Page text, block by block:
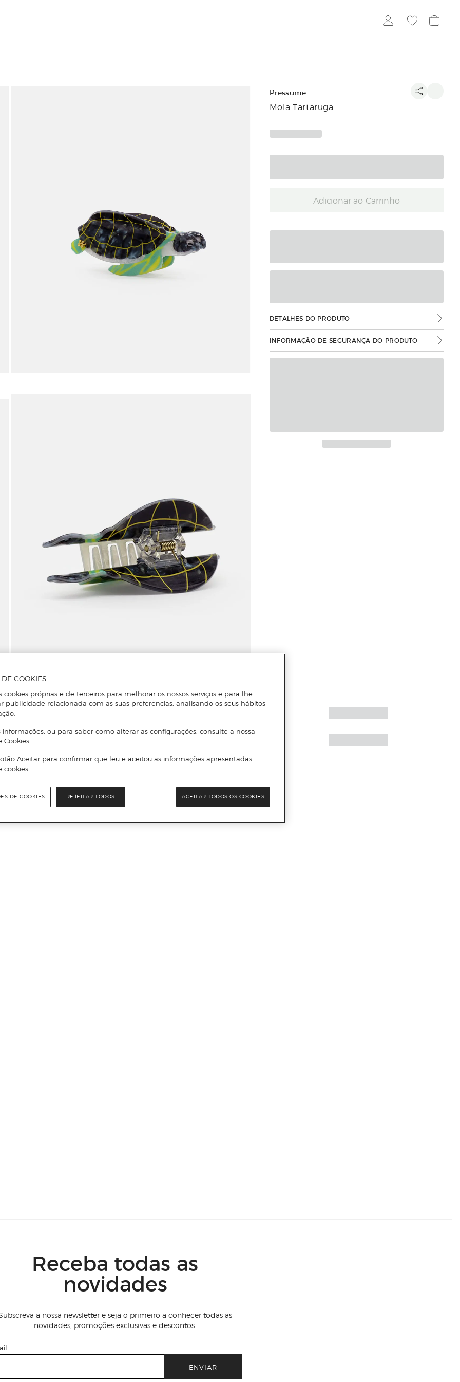
Pressume
Mola Tartaruga
Adicionar ao Carrinho
DETALHES DO PRODUTO
INFORMAÇÃO DE SEGURANÇA DO PRODUTO
Receba todas as
novidades
a nossa newsletter e seja o primeiro a conhecer todas as
novidades, promoções exclusivas e descontos.
ENVIAR
COOKIES
cookies próprias e de terceiros para melhorar os nossos serviços e para lhe
publicidade relacionada com as suas preferências, analisando os seus hábitos
informações, ou para saber como alterar as configurações, consulte a nossa
Cookies.
Aceitar para confirmar que leu e aceitou as informações apresentadas.
cookies
REJEITAR TODOS ACEITAR TODOS OS COOKIES
DE COOKIES